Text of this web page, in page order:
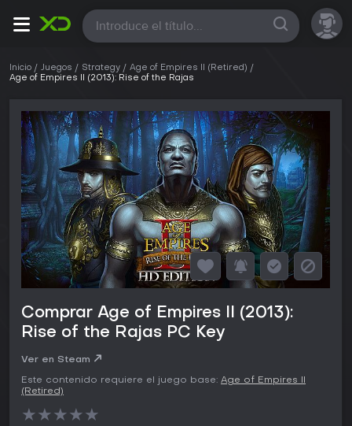
Todas
Inicio Juegos Strategy
Age of Empires II (Retired)
Age of Empires II (2013): Rise of the Rajas
Comprar Age of Empires II (2013):
Rise of the Rajas PC Key
Ver en Steam
Este contenido requiere el juego base: Age of Empires II
(Retired)
★★★★★